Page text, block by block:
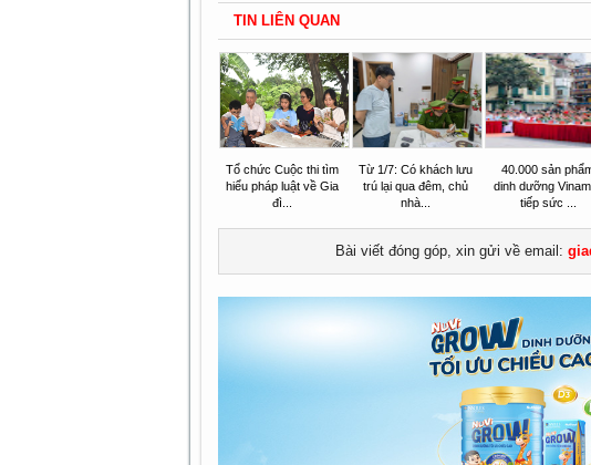
TIN LIÊN QUAN
Tổ chức Cuộc thi tìm
hiểu pháp luật về Gia
đì...
Từ 1/7: Có khách lưu
trú lại qua đêm, chủ
nhà...
40.000 sản
dinh dưỡng
tiếp sức ...
Bài viết đóng góp, xin gửi về email: